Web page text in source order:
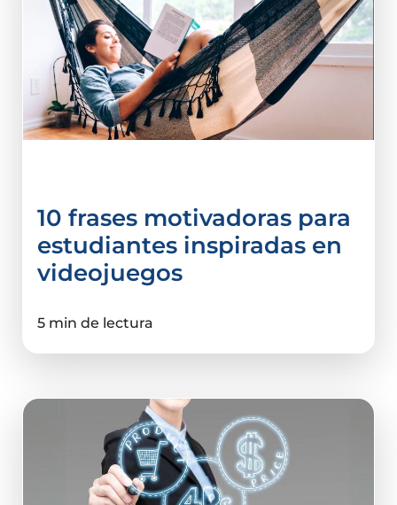
10 frases motivadoras para
estudiantes inspiradas en
videojuegos
5 min de lectura